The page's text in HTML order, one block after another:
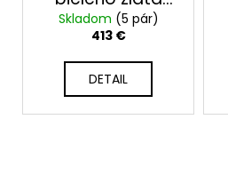
23231/B
Skladom (5 pár)
413 €
DETAIL